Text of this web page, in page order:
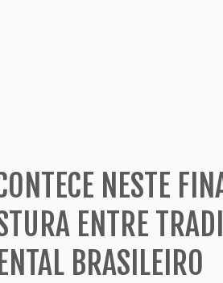
NESTE
ENTRE
BRASILEIRO